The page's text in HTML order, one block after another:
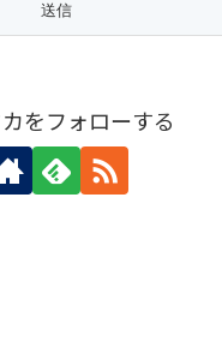
をフォローする